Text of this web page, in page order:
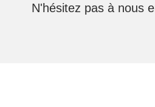
N'hésitez pas à nous